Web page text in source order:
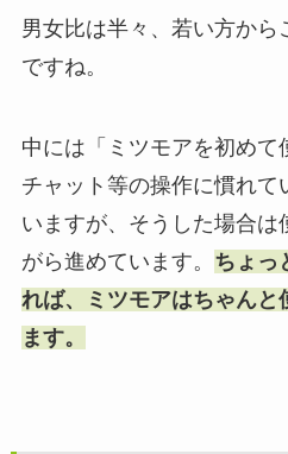
男女比は半々、若い方から
ですね。
中には「ミツモアを初めて
チャット等の操作に慣れて
いますが、そうした場合は
がら進めています。 ちょっ
れば、ミツモアはちゃんと
ます。